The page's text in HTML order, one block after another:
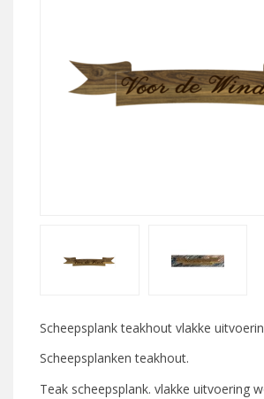
Scheepsplank teakhout vlakke
Scheepsplanken teakhout.
Teak scheepsplank. vlakke uitvoering